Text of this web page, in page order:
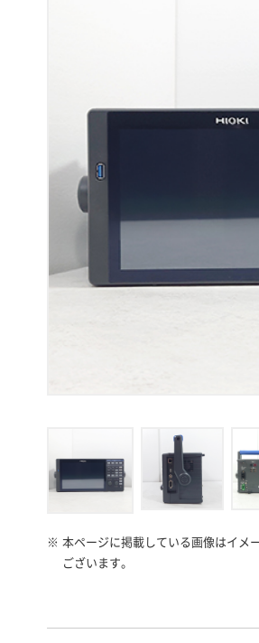
※ 本ページに掲載している画像はイメ
ございます。